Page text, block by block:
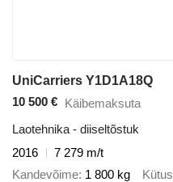
UniCarriers Y1D1A18Q
10 500 € Käibemaksuta
Laotehnika - diiseltõstuk
2016
7 279 m/t
Kandevõime 1 800 kg Kütus